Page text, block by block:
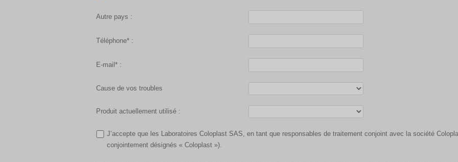
Autre pays :
Téléphone* :
E-mail* :
Cause de vos troubles
Produit actuellement utilisé :
J’accepte que les Laboratoires Coloplast SAS, en tant que responsables de traitement conjoint avec la société
conjointement désignés « Coloplast »).